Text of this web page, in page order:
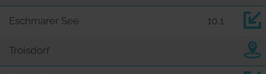
Eschmarer See 10,1
Troisdorf